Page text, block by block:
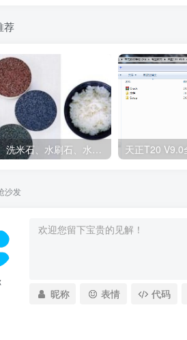
荐
水洗石、洗米石、水刷石、水磨石、胶粘石傻傻分不清楚
沙发
昵称 表情 代码